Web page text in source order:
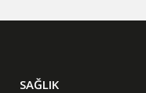
SAĞLIK